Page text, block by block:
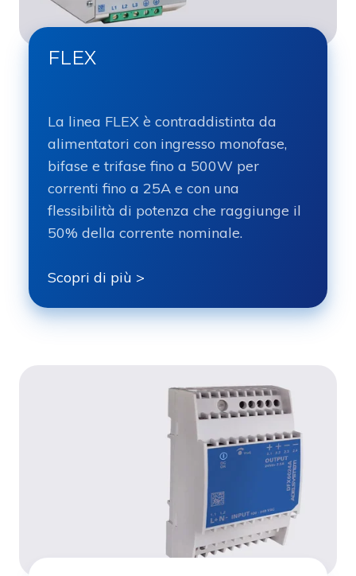
FLEX
La linea FLEX è contraddistinta da
alimentatori con ingresso monofase,
bifase e trifase fino a 500W per
correnti fino a 25A e con una
flessibilità di potenza che raggiunge il
50% della corrente nominale.
Scopri di più >